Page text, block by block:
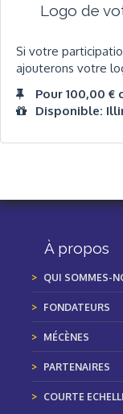
Logo de
Si votre
ajouterons votre
Pour 100,00 €
Disponible:
À propos
QUI SOMMES-
FONDATEURS
MÉCÈNES
PARTENAIRES
COURTE